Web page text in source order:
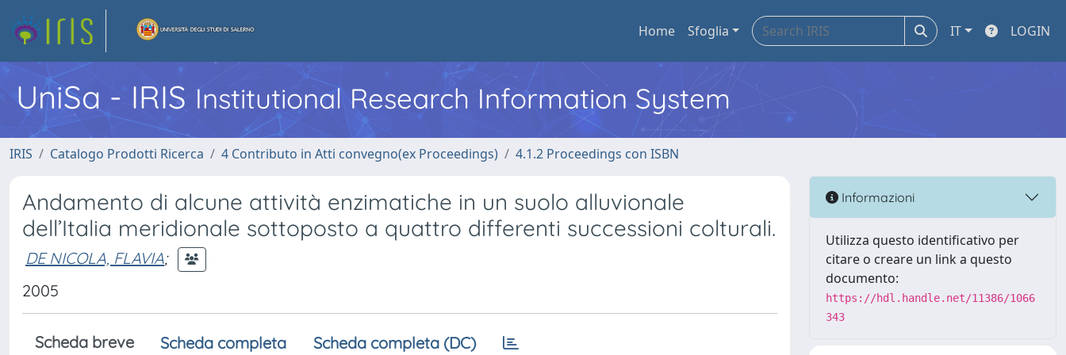
Home Sfoglia IT LOGIN
UniSa - IRIS Institutional Research Information System
IRIS Catalogo Prodotti Ricerca 4 Contributo in Atti convegno(ex Proceedings) 4.1.2 Proceedings con ISBN
Andamento di alcune attività enzimatiche in un suolo alluvionale
dell’Italia meridionale sottoposto a quattro differenti successioni colturali.
DE NICOLA, FLAVIA;
2005
Scheda breve Scheda completa Scheda completa (DC)
Informazioni
Utilizza questo identificativo per
citare o creare un link a questo
documento:
https://hdl.handle.net/11386/1066
343